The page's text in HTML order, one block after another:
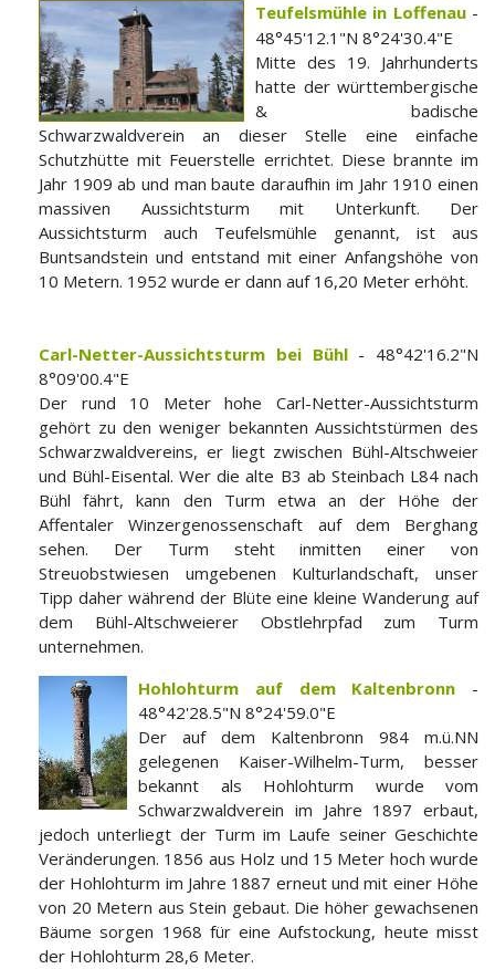
Teufelsmühle in Loffenau-
48°45'12.1"N 8°24'30.4"E
Mitte des 19. Jahrhunderts
hatte der württembergische
& badische
Schwarzwaldverein an dieser Stelle eine einfache
Schutzhütte mit Feuerstelle errichtet. Diese brannte im
Jahr 1909 ab und man baute daraufhin im Jahr 1910 einen
massiven Aussichtsturm mit Unterkunft. Der
Aussichtsturm auch Teufelsmühle genannt, ist aus
Buntsandstein und entstand mit einer Anfangshöhe von
10 Metern. 1952 wurde er dann auf 16,20 Meter erhöht.
Carl-Netter-Aussichtsturm bei Bühl- 48°42'16.2"N
8°09'00.4"E
Der rund 10 Meter hohe Carl-Netter-Aussichtsturm
gehört zu den weniger bekannten Aussichtstürmen des
Schwarzwaldvereins, er liegt zwischen Bühl-Altschweier
und Bühl-Eisental. Wer die alte B3 ab Steinbach L84 nach
Bühl fährt, kann den Turm etwa an der Höhe der
Affentaler Winzergenossenschaft auf dem Berghang
sehen. Der Turm steht inmitten einer von
Streuobstwiesen umgebenen Kulturlandschaft, unser
Tipp daher während der Blüte eine kleine Wanderung auf
dem Bühl-Altschweierer Obstlehrpfad zum Turm
unternehmen.
Hohlohturm auf dem Kaltenbronn -
48°42'28.5"N 8°24'59.0"E
Der auf dem Kaltenbronn 984 m.ü.NN
gelegenen Kaiser-Wilhelm-Turm, besser
bekannt als Hohlohturm wurde vom
Schwarzwaldverein im Jahre 1897 erbaut,
jedoch unterliegt der Turm im Laufe seiner Geschichte
Veränderungen. 1856 aus Holz und 15 Meter hoch wurde
der Hohlohturm im Jahre 1887 erneut und mit einer Höhe
von 20 Metern aus Stein gebaut. Die höher gewachsenen
Bäume sorgen 1968 für eine Aufstockung, heute misst
der Hohlohturm 28,6 Meter.